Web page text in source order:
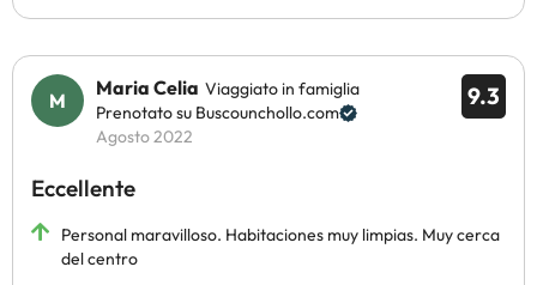
9.3
Maria Celia Viaggiato in famiglia
Prenotato su Buscounchollo.com
Agosto 2022
Eccellente
Personal maravilloso. Habitaciones muy limpias. Muy cerca
del centro